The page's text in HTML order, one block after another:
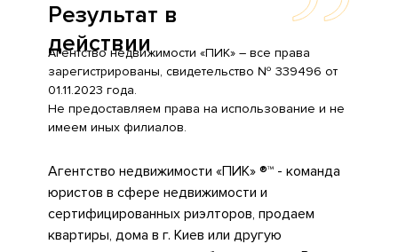
Результат в
действии
Агентство недвижимости «ПИК» ®️™ - команда
юристов в сфере недвижимости и
сертифицированных риэлторов, продаем
квартиры, дома в г. Киев или другую
Агентство недвижимости «ПИК» – все права
зарегистрированы, свидетельство № 339496 от
01.11.2023 года.
Не предоставляем права на использование и не
имеем иных филиалов.